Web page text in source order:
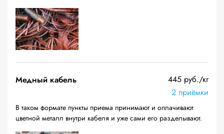
Медный кабель
445 руб./кг
2 приёмки
В таком формате пункты приема принимают и оплачивают
цветной металл внутри кабеля и уже сами его разделывают.